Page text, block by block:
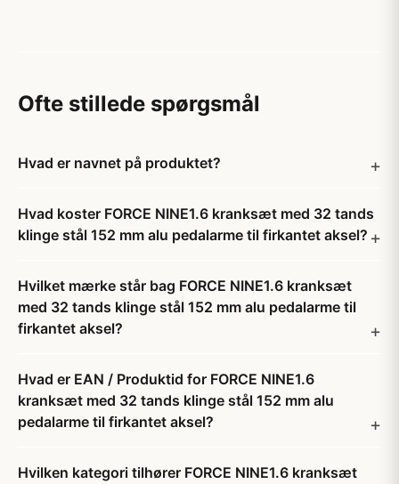
Ofte stillede spørgsmål
Hvad er navnet på produktet?
Hvad koster FORCE NINE1.6 kranksæt med 32 tands
klinge stål 152 mm alu pedalarme til firkantet aksel?
Hvilket mærke står bag FORCE NINE1.6 kranksæt
med 32 tands klinge stål 152 mm alu pedalarme til
firkantet aksel?
Hvad er EAN / Produktid for FORCE NINE1.6
kranksæt med 32 tands klinge stål 152 mm alu
pedalarme til firkantet aksel?
Hvilken kategori tilhører FORCE NINE1.6 kranksæt